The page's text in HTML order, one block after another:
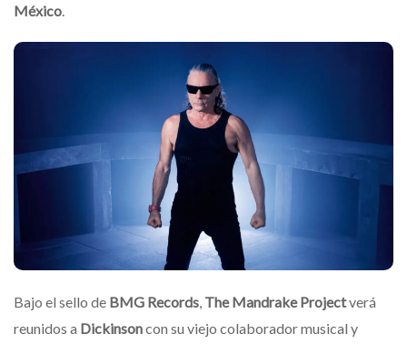
México.
Bajo el sello de BMG Records The Mandrake Projectverá
reunidos a Dickinsoncon su viejo colaborador musical y